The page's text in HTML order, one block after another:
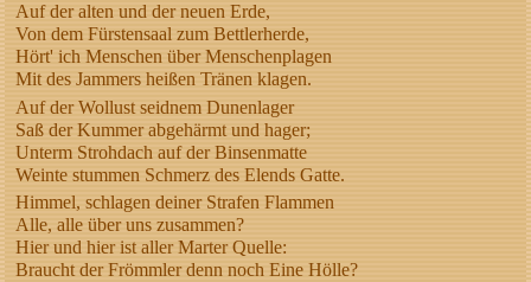
Auf der alten und der neuen Erde,
Von dem Fürstensaal zum Bettlerherde,
Hört' ich Menschen über Menschenplagen
Mit des Jammers heißen Tränen klagen.
Auf der Wollust seidnem Dunenlager
Saß der Kummer abgehärmt und hager;
Unterm Strohdach auf der Binsenmatte
Weinte stummen Schmerz des Elends Gatte.
Himmel, schlagen deiner Strafen Flammen
Alle, alle über uns zusammen?
Hier und hier ist aller Marter Quelle:
Braucht der Frömmler denn noch Eine Hölle?